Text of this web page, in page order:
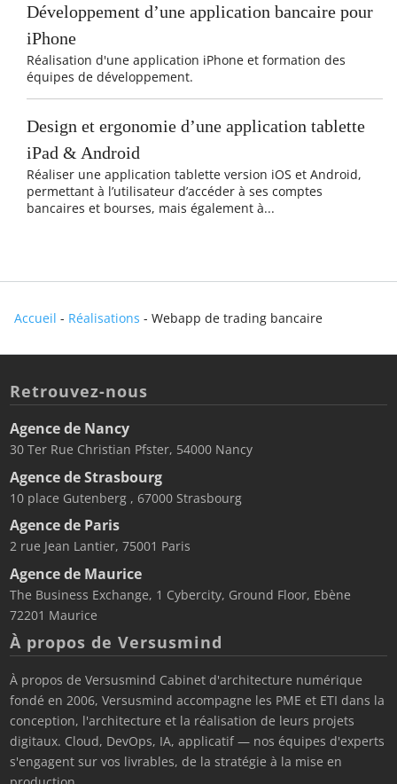
Développement d’une application bancaire pour
iPhone
Réalisation d'une application iPhone et formation des
équipes de développement.
Design et ergonomie d’une application tablette
iPad & Android
Réaliser une application tablette version iOS et Android,
permettant à l’utilisateur d’accéder à ses comptes
bancaires et bourses, mais également à...
Accueil - Réalisations - Webapp de trading bancaire
Retrouvez-nous
Agence de Nancy
30 Ter Rue Christian Pfster, 54000 Nancy
Agence de Strasbourg
10 place Gutenberg , 67000 Strasbourg
Agence de Paris
2 rue Jean Lantier, 75001 Paris
Agence de Maurice
The Business Exchange, 1 Cybercity, Ground Floor, Ebène
72201 Maurice
À propos de Versusmind
À propos de Versusmind Cabinet d'architecture numérique
fondé en 2006, Versusmind accompagne les PME et ETI dans la
conception, l'architecture et la réalisation de leurs projets
digitaux. Cloud, DevOps, IA, applicatif — nos équipes d'experts
s'engagent sur vos livrables, de la stratégie à la mise en